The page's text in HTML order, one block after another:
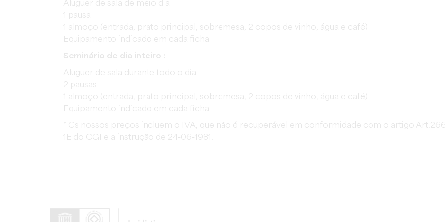
Aluguer de sala de meio dia
1 pausa
1 almoço (entrada, prato principal, sobremesa, 2 copos de vinho, água e café)
Equipamento indicado em cada ficha
Seminário de dia inteiro :
Aluguer de sala durante todo o dia
2 pausas
1 almoço (entrada, prato principal, sobremesa, 2 copos de vinho, água e café)
Equipamento indicado em cada ficha
* Os nossos preços incluem o IVA, que não é recuperável em conformidade com o artigo
1E do CGI e a instrução de 24-06-1981.